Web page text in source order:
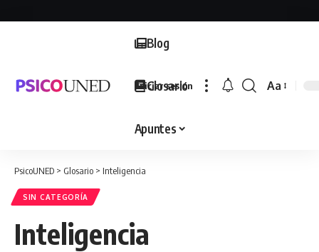
Blog
Glosario
Apuntes
Iniciar sesión
Font
Aa
PsicoUNED > Glosario > Inteligencia
SIN CATEGORÍA
Inteligencia